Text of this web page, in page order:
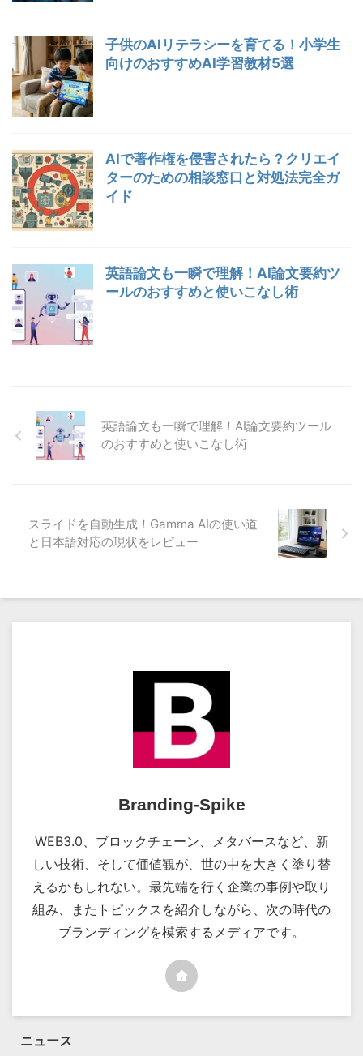
子供のAIリテラシーを育てる！小学生
向けのおすすめAI学習教材5選
AIで著作権を侵害されたら？クリエイ
ターのための相談窓口と対処法完全ガ
イド
英語論文も一瞬で理解！AI論文要約ツ
ールのおすすめと使いこなし術
英語論文も一瞬で理解！AI論文要約ツール
のおすすめと使いこなし術
スライドを自動生成！Gamma AIの使い道
と日本語対応の現状をレビュー
Branding-Spike
WEB3.0、ブロックチェーン、メタバースなど、新
しい技術、そして価値観が、世の中を大きく塗り替
えるかもしれない。最先端を行く企業の事例や取り
組み、またトピックスを紹介しながら、次の時代の
ブランディングを模索するメディアです。
ニュース